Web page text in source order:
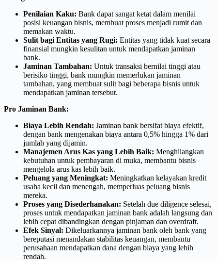
Penilaian Kaku: Bank dapat sangat ketat dalam menilai
posisi keuangan bisnis, membuat proses menjadi rumit dan
memakan waktu.
Sulit bagi Entitas yang Rugi: Entitas yang tidak kuat secara
finansial mungkin kesulitan untuk mendapatkan jaminan
bank.
Jaminan Tambahan: Untuk transaksi bernilai tinggi atau
berisiko tinggi, bank mungkin memerlukan jaminan
tambahan, yang membuat sulit bagi beberapa bisnis untuk
mendapatkan jaminan tersebut.
Pro Jaminan Bank:
Biaya Lebih Rendah: Jaminan bank bersifat biaya efektif,
dengan bank mengenakan biaya antara 0,5% hingga 1% dari
jumlah yang dijamin.
Manajemen Arus Kas yang Lebih Baik: Menghilangkan
kebutuhan untuk pembayaran di muka, membantu bisnis
mengelola arus kas lebih baik.
Peluang yang Meningkat: Meningkatkan kelayakan kredit
usaha kecil dan menengah, memperluas peluang bisnis
mereka.
Proses yang Disederhanakan: Setelah due diligence selesai,
proses untuk mendapatkan jaminan bank adalah langsung dan
lebih cepat dibandingkan dengan pinjaman dan overdraft.
Efek Sinyal: Dikeluarkannya jaminan bank oleh bank yang
bereputasi menandakan stabilitas keuangan, membantu
perusahaan mendapatkan dana dengan biaya yang lebih
rendah.